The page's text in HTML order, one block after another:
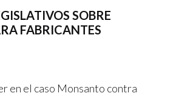
SOBRE
FABRICANTES
en el caso Monsanto contra